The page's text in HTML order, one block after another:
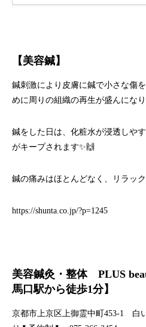
【美容鍼】
鍼刺激により皮膚に鍼で小さな傷
めに周りの組織の再生が盛んにな
鍼をした日は、化粧水が浸透しや
がキープされます✨🙌
鍼の痛みはほとんどなく、リラッ
https://shunta.co.jp/?p=1245
美容鍼灸・整体 PLUS
馬口駅から徒歩1分】
京都市上京区上御霊中町453-1 白